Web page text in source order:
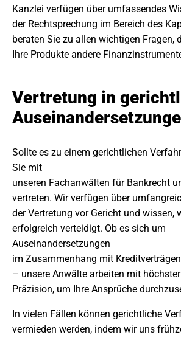
Kanzlei verfügen über umfassendes
der Rechtsprechung im Bereich des
beraten Sie zu allen wichtigen Fragen,
Ihre Produkte andere
Vertretung in
Sollte es zu einem gerichtlichen
Sie mit
unseren Fachanwälten für Bankrecht
vertreten. Wir verfügen über
der Vertretung vor Gericht und wissen,
erfolgreich verteidigt. Ob es sich um
Auseinandersetzungen
im Zusammenhang mit
– unsere Anwälte arbeiten mit
Präzision, um Ihre Ansprüche
In vielen Fällen können gerichtliche
vermieden werden, indem wir uns